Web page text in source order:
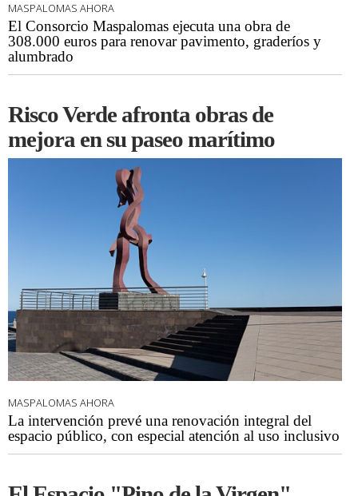
MASPALOMAS AHORA
El Consorcio Maspalomas ejecuta una obra de
308.000 euros para renovar pavimento, graderíos y
alumbrado
Risco Verde afronta obras de
mejora en su paseo marítimo
MASPALOMAS AHORA
La intervención prevé una renovación integral del
espacio público, con especial atención al uso inclusivo